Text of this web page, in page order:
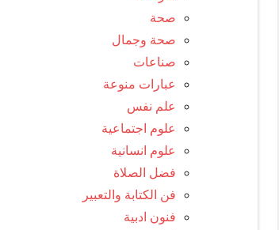
صحة
صحة وجمال
صناعات
عبارات منوعة
علم نفس
علوم اجتماعية
علوم انسانية
فضل الصلاة
فن الكتابة والتعبير
فنون ادبية